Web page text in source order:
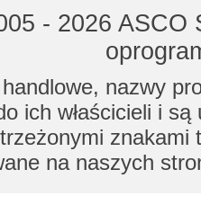
- 2026
nazwy
ich właścicieli i
znakami
na naszych